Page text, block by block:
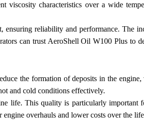
characteristics over a wide
reliability and performance. The
can trust AeroShell Oil W100 Plus to
the formation of deposits in the
and cold conditions effectively.
life. This quality is particularly important
overhauls and lower costs over the